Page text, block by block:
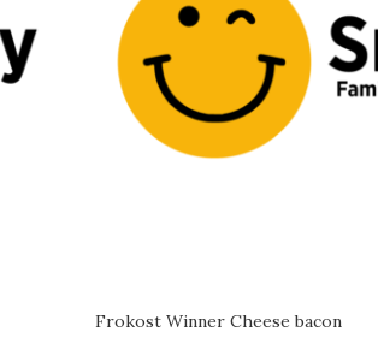
Frokost Winner Cheese bacon